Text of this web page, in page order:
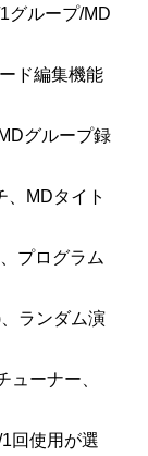
グループ/MD
ド編集機能
グループ録
MDタイト
プログラム
ランダム演
ューナー、
回使用が選